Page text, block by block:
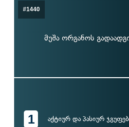
#1440
მუშა ორგანოს
1 აქტიურ და პასიურ